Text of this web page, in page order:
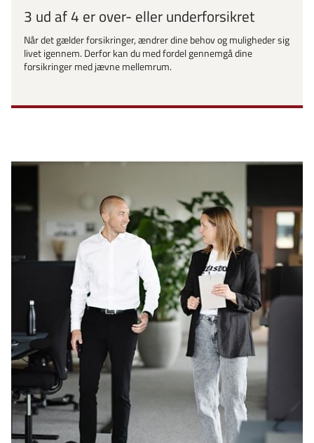
3 ud af 4 er over- eller underforsikret
Når det gælder forsikringer, ændrer dine behov og muligheder sig
livet igennem. Derfor kan du med fordel gennemgå dine
forsikringer med jævne mellemrum.